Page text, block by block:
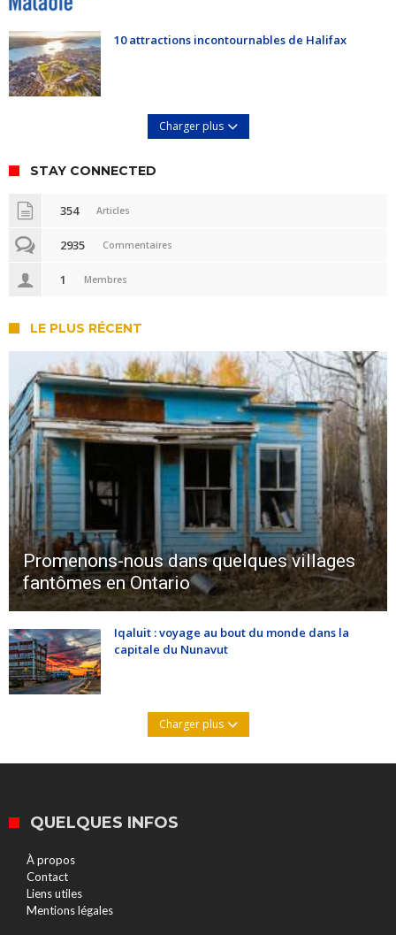
10 attractions incontournables de Halifax
Charger plus
STAY CONNECTED
354 Articles
2935 Commentaires
1 Membres
LE PLUS RÉCENT
Promenons-nous dans quelques villages
fantômes en Ontario
Iqaluit : voyage au bout du monde dans la
capitale du Nunavut
Charger plus
QUELQUES INFOS
À propos
Contact
Liens utiles
Mentions légales